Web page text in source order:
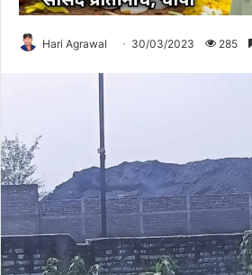
Hari Agrawal 30/03/2023 285